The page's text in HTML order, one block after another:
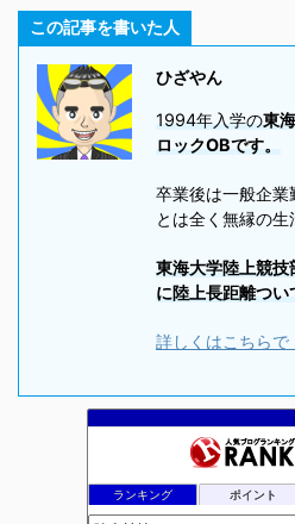
この記事を書いた人
ひざやん
1994年入学の東
ロックOBです。
卒業後は一般企業
とは全く無縁の生
東海大学陸上競
に陸上長距離つい
詳しくはこちらで
ランキング ポイント